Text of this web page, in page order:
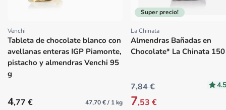
Proveedor:
Venchi
Tableta de chocolate blanco con
avellanas enteras IGP Piamonte,
pistacho y almendras Venchi 95
g
Precio habitual
4,77 € 47,70 € / 1 kg
Super precio!
Proveedor:
La Chinata
Almendras Bañadas en
Chocolate* La Chinata
7,84 €
7,53 €